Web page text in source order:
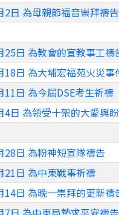
2日 為母親節福音崇拜禱告
25日 為教會的宣教事工禱
18日 為大埔宏福苑火災事
11日 為今屆DSE考生祈禱
4日 為領受十架的大愛與
28日 為粉神短宣隊禱告
21日 為中東戰事祈禱
14日 為晚一崇拜的更新禱